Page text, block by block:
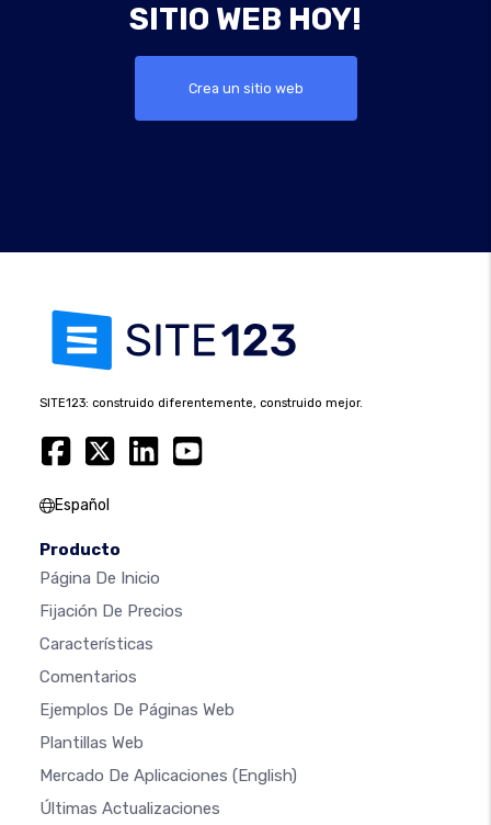
SITIO WEB HOY!
Crea un sitio web
SITE123: construido diferentemente, construido mejor.
Español
Producto
Página De Inicio
Fijación De Precios
Características
Comentarios
Ejemplos De Páginas Web
Plantillas Web
Mercado De Aplicaciones (English)
Últimas Actualizaciones